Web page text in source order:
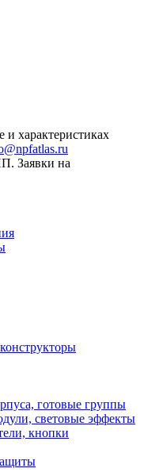
характеристиках
Заявки на
готовые группы
световые эффекты
кнопки